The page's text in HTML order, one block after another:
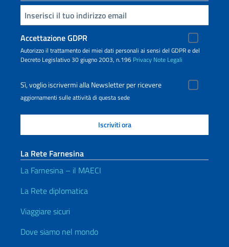
Inserisci la tua email
Accettazione GDPR
Autorizzo il trattamento dei miei dati personali ai sensi del GDPR e del
Decreto Legislativo 30 giugno 2003, n.196 Privacy Note Legali
Sì, voglio iscrivermi alla Newsletter per ricevere
aggiornamenti sulle attività di questa sede
La Rete Farnesina
La Farnesina – il MAECI
La Rete diplomatica
Viaggiare sicuri
Dove siamo nel mondo